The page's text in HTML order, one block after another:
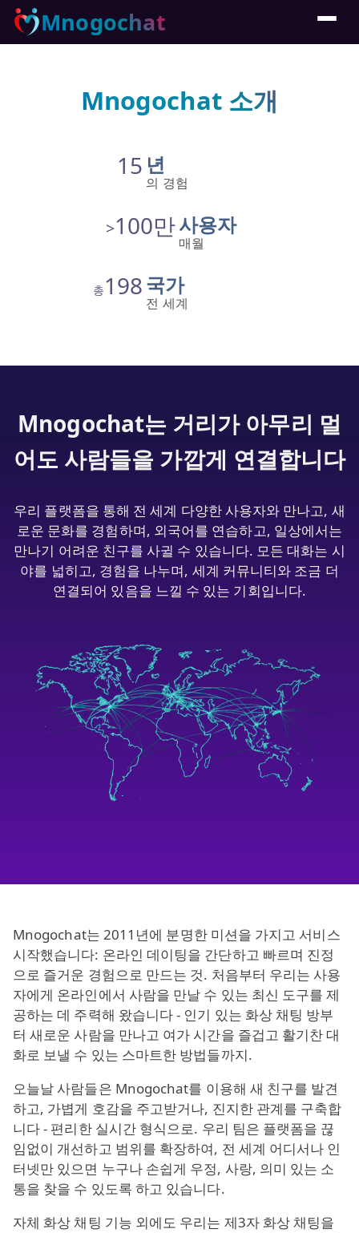
Mnogochat
Mnogochat 소개
15 년
의 경험
>100만사용자
매월
총198국가
전 세계
Mnogochat는 거리가 아무리 멀
어도 사람들을 가깝게 연결합니다
우리 플랫폼을 통해 전 세계 다양한 사용자와 만나고, 새
로운 문화를 경험하며, 외국어를 연습하고, 일상에서는
만나기 어려운 친구를 사귈 수 있습니다. 모든 대화는 시
야를 넓히고, 경험을 나누며, 세계 커뮤니티와 조금 더
연결되어 있음을 느낄 수 있는 기회입니다.
Mnogochat는 2011년에 분명한 미션을 가지고 서비스
시작했습니다: 온라인 데이팅을 간단하고 빠르며 진정
으로 즐거운 경험으로 만드는 것. 처음부터 우리는 사용
자에게 온라인에서 사람을 만날 수 있는 최신 도구를 제
공하는 데 주력해 왔습니다 - 인기 있는 화상 채팅 방부
터 새로운 사람을 만나고 여가 시간을 즐겁고 활기찬 대
화로 보낼 수 있는 스마트한 방법들까지.
오늘날 사람들은 Mnogochat를 이용해 새 친구를 발견
하고, 가볍게 호감을 주고받거나, 진지한 관계를 구축합
니다 - 편리한 실시간 형식으로. 우리 팀은 플랫폼을 끊
임없이 개선하고 범위를 확장하여, 전 세계 어디서나 인
터넷만 있으면 누구나 손쉽게 우정, 사랑, 의미 있는 소
통을 찾을 수 있도록 하고 있습니다.
자체 화상 채팅 기능 외에도 우리는 제3자 화상 채팅을